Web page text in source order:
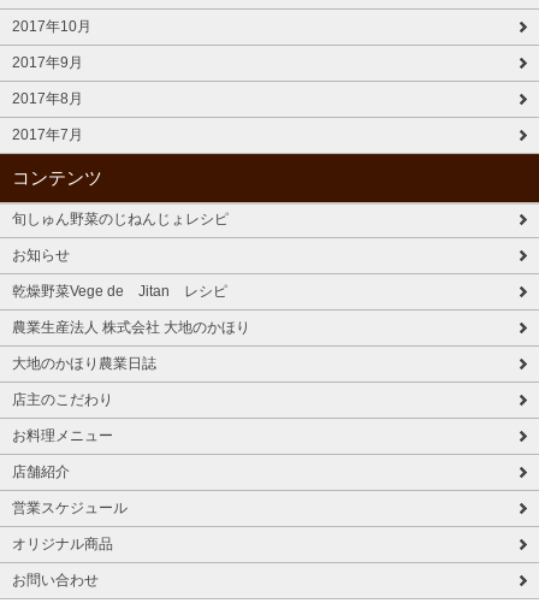
2017年10月
2017年9月
2017年8月
2017年7月
コンテンツ
旬しゅん野菜のじねんじょレシピ
お知らせ
乾燥野菜Vege de Jitan レシピ
農業生産法人 株式会社 大地のかほり
大地のかほり農業日誌
店主のこだわり
お料理メニュー
店舗紹介
営業スケジュール
オリジナル商品
お問い合わせ